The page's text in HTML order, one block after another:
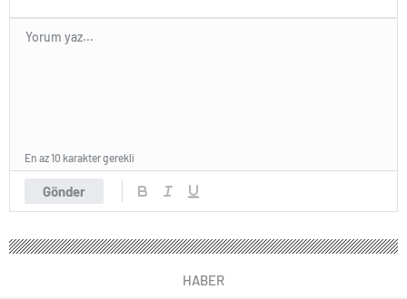
Gönder
En az 10 karakter gerekli
HABER